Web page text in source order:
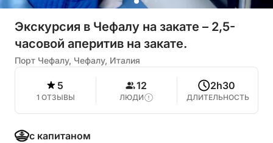
Экскурсия в Чефалу на закате – 2,5-
часовой аперитив на закате.
Порт Чефалу, Чефалу, Италия
5
1 ОТЗЫВЫ
12
ЛЮДИ
2h30
ДЛИТЕЛЬНОСТЬ
с капитаном